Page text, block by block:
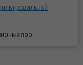
про